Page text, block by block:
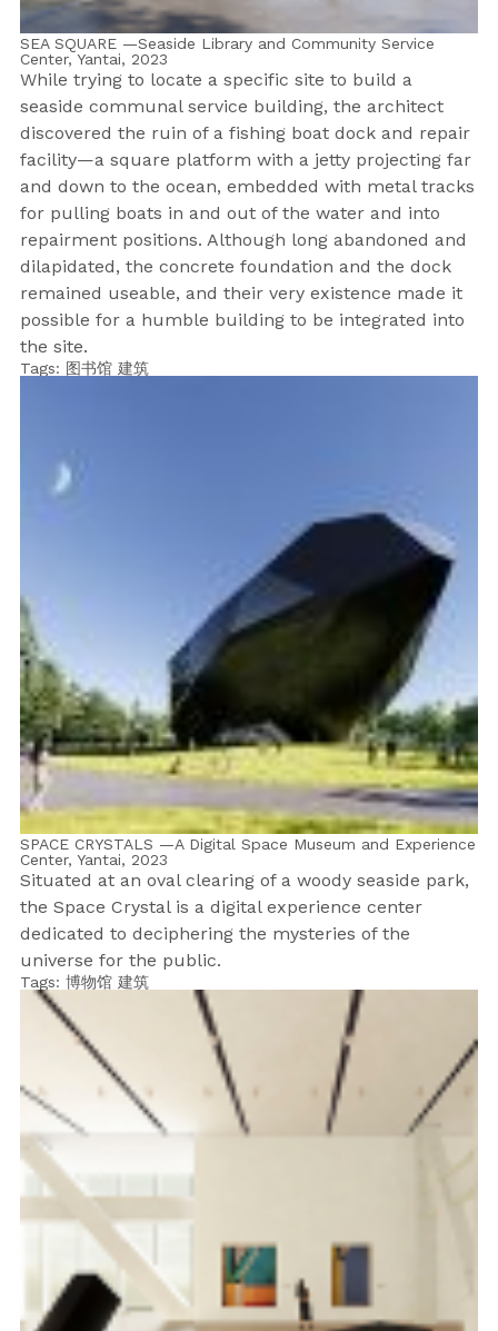
SEA SQUARE —Seaside Library and Community Service
Center, Yantai, 2023
While trying to locate a specific site to build a
seaside communal service building, the architect
discovered the ruin of a fishing boat dock and repair
facility—a square platform with a jetty projecting far
and down to the ocean, embedded with metal tracks
for pulling boats in and out of the water and into
repairment positions. Although long abandoned and
dilapidated, the concrete foundation and the dock
remained useable, and their very existence made it
possible for a humble building to be integrated into
the site.
Tags: 图书馆 建筑
SPACE CRYSTALS —A Digital Space Museum and Experience
Center, Yantai, 2023
Situated at an oval clearing of a woody seaside park,
the Space Crystal is a digital experience center
dedicated to deciphering the mysteries of the
universe for the public.
Tags: 博物馆 建筑